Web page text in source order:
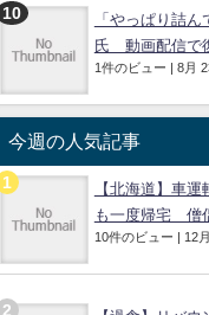
「やっぱり詰
氏 動画配信で
1件のビュー 8月
今週の人気記事
【北海道】車
も一度帰宅 僧
10件のビュー 12